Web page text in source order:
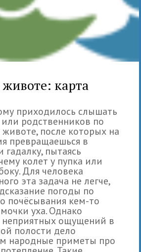
животе: карта
приходилось слышать
родственников по
после которых на
превращаешься в
гадалку, пытаясь
колет у пупка или
Для человека
эта задача не легче,
погоды по
почёсывания кем-то
уха. Однако
неприятных ощущений в
полости дело
народные приметы про